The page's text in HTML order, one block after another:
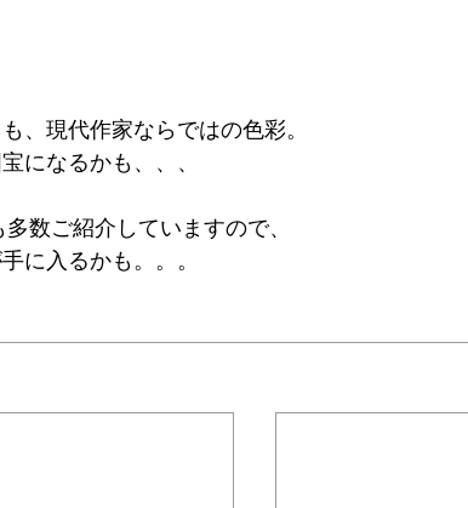
、現代作家ならではの色彩。
になるかも、、、
数ご紹介していますので、
に入るかも。。。